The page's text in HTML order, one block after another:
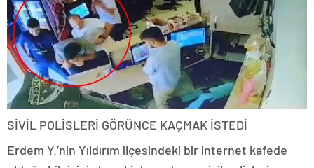
SİVİL POLİSLERİ GÖRÜNCE KAÇMAK İSTEDİ
Erdem Y.’nin Yıldırım ilçesindeki bir internet kafede